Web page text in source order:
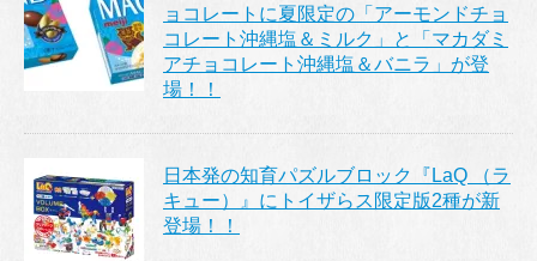
ョコレートに夏限定の「アーモンドチョ
コレート沖縄塩＆ミルク」と「マカダミ
アチョコレート沖縄塩＆バニラ」が登
場！！
日本発の知育パズルブロック『LaQ （ラ
キュー）』にトイザらス限定版2種が新
登場！！